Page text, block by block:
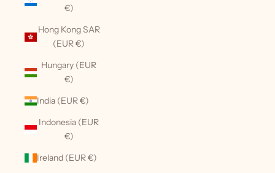
€)
Hong Kong SAR
(EUR €)
Hungary (EUR
€)
India (EUR €)
Indonesia (EUR
€)
Ireland (EUR €)